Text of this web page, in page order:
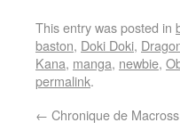
This entry was posted in
baston, Doki Doki,
Kana, manga, newbie,
permalink.
← Chronique de